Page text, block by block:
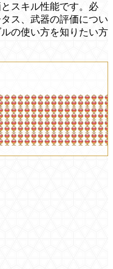
スキル性能です。必
ス、武器の評価につい
の使い方を知りたい方